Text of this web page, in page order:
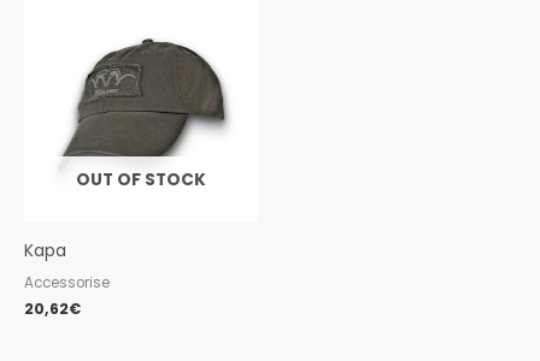
OUT OF STOCK
Kapa
Accessorise
20,62€